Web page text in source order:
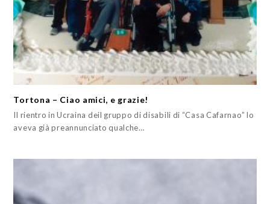
Tortona – Ciao amici, e grazie!
Il rientro in Ucraina deil gruppo di disabili di “Casa Cafarnao” lo
aveva già preannunciato qualche…